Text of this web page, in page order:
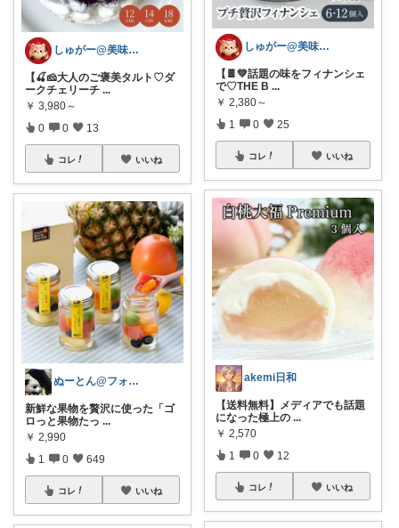
しゅがー@美味しいスイーツや雑貨紹介
【🍒🧀大人のご褒美タルト♡ダ
ークチェリーチ ...
￥ 3,980～
0 0 13
コレ いいね
ぬーとん@フォロバ100％
新鮮な果物を贅沢に使った「ゴ
ロっと果物たっ ...
￥ 2,990
1 0 649
コレ いいね
しゅがー@美味しいスイーツや雑貨紹介
【🍫💚話題の味をフィナンシェ
で♡THE B ...
￥ 2,380～
1 0 25
コレ いいね
akemi日和
【送料無料】メディアでも話題
になった極上の ...
￥ 2,570
1 0 12
コレ いいね